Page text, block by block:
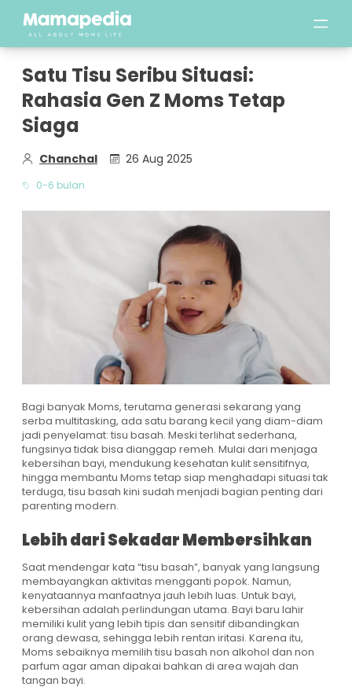
Satu Tisu Seribu Situasi:
Rahasia Gen Z Moms Tetap
Siaga
Chanchal 26 Aug 2025
0-6 bulan
Bagi banyak Moms, terutama generasi sekarang yang
serba multitasking, ada satu barang kecil yang diam-diam
jadi penyelamat: tisu basah. Meski terlihat sederhana,
fungsinya tidak bisa dianggap remeh. Mulai dari menjaga
kebersihan bayi, mendukung kesehatan kulit sensitifnya,
hingga membantu Moms tetap siap menghadapi situasi tak
terduga, tisu basah kini sudah menjadi bagian penting dari
parenting modern.
Lebih dari Sekadar Membersihkan
Saat mendengar kata “tisu basah”, banyak yang langsung
membayangkan aktivitas mengganti popok. Namun,
kenyataannya manfaatnya jauh lebih luas. Untuk bayi,
kebersihan adalah perlindungan utama. Bayi baru lahir
memiliki kulit yang lebih tipis dan sensitif dibandingkan
orang dewasa, sehingga lebih rentan iritasi. Karena itu,
Moms sebaiknya memilih tisu basah non alkohol dan non
parfum agar aman dipakai bahkan di area wajah dan
tangan bayi.